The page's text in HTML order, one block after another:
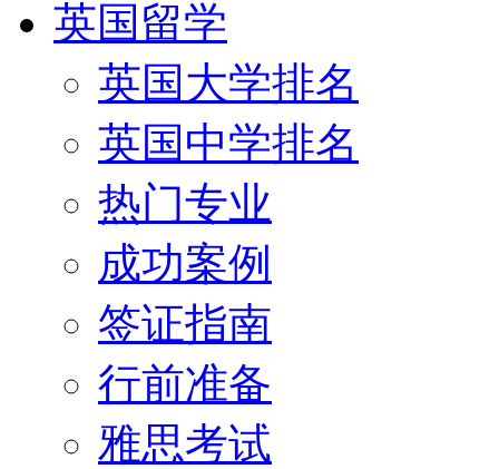
英国留学
英国大学排名
英国中学排名
热门专业
成功案例
签证指南
行前准备
雅思考试